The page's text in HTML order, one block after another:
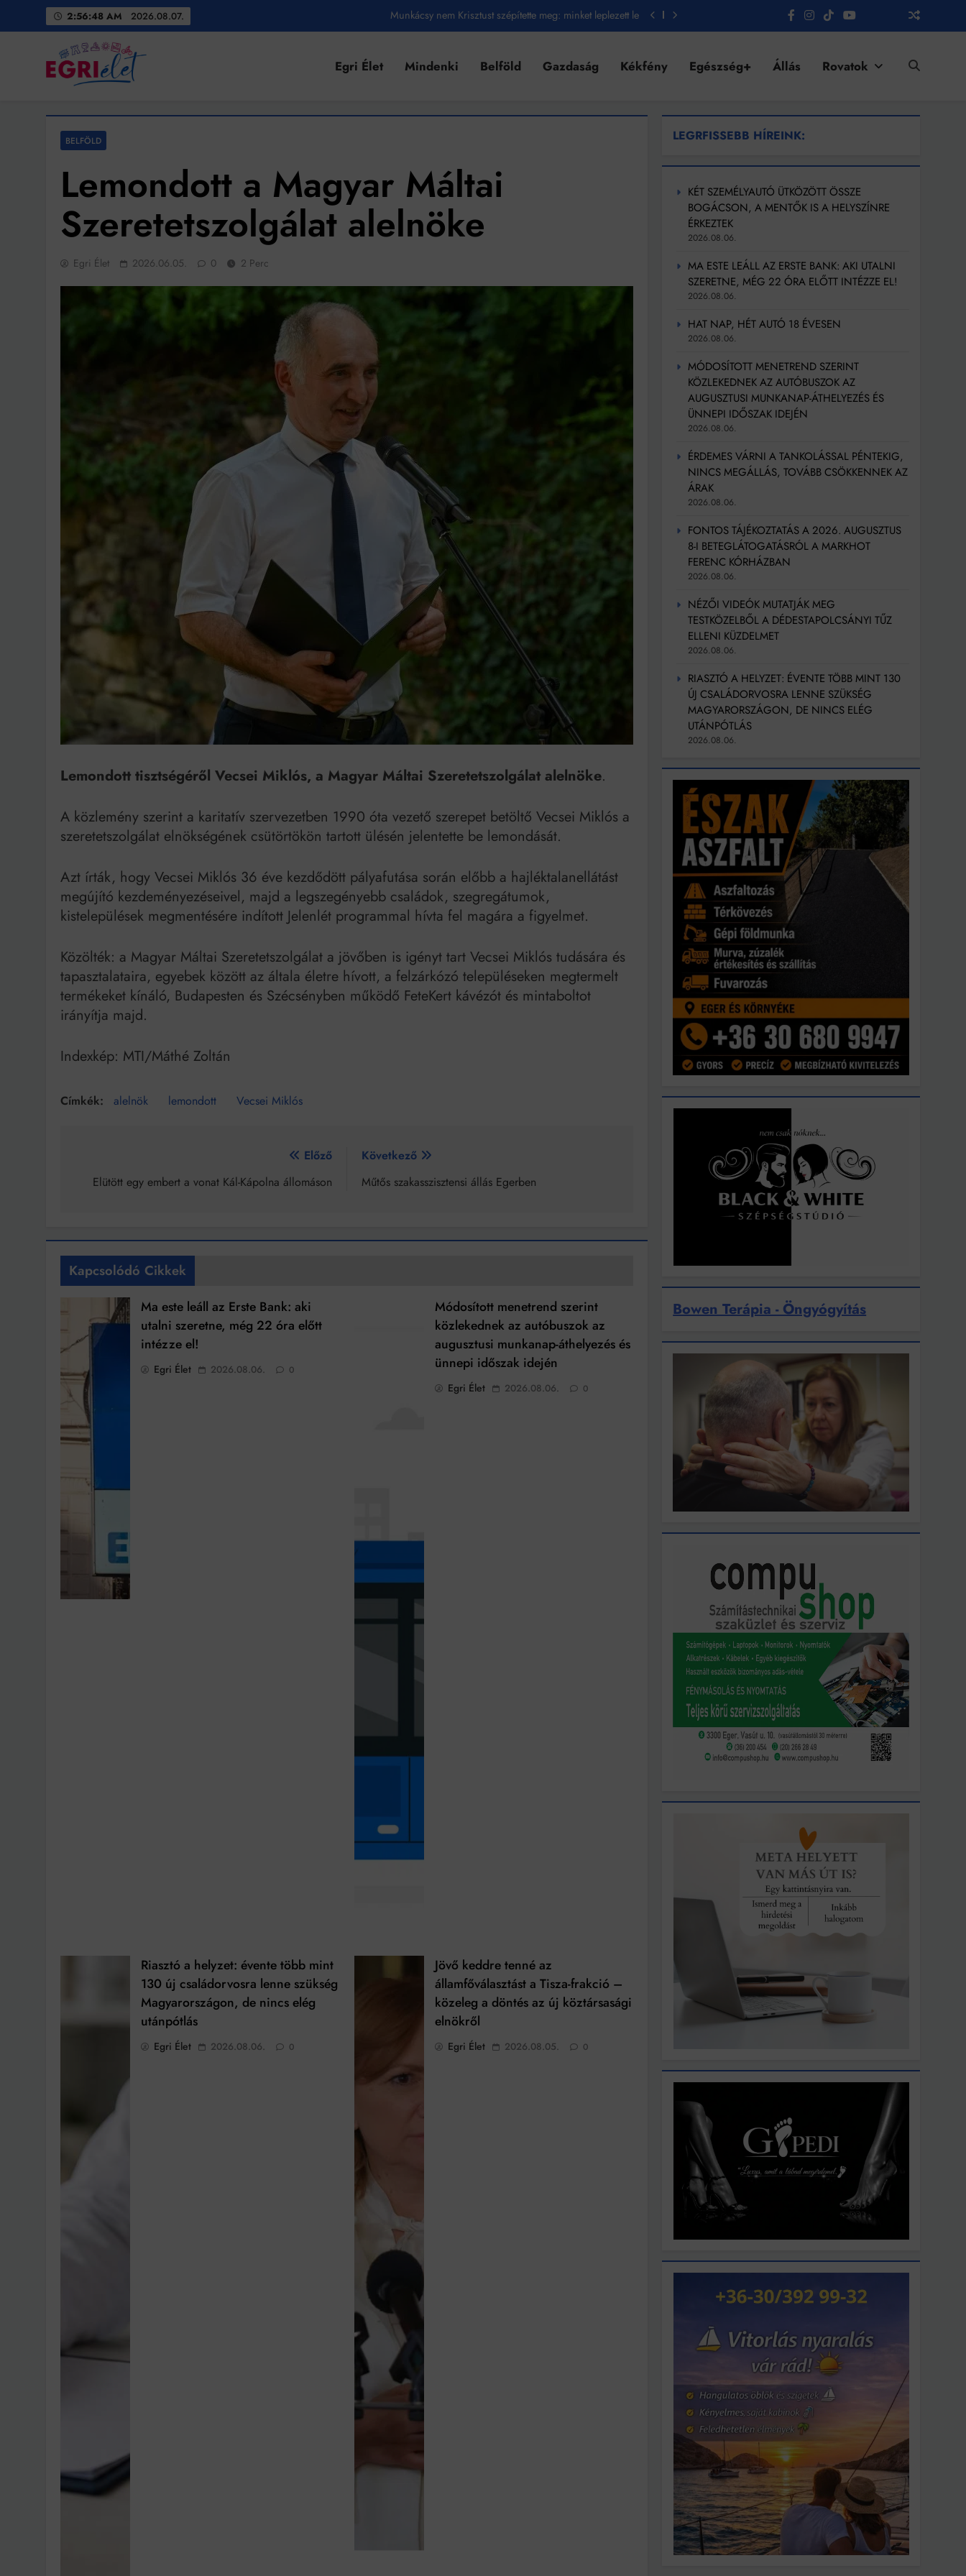
2:56:50 AM 2026.08.07.
Munkácsy nem Krisztust szépítette meg: minket leplezett le
Amikor a Tetris boldogabbá tesz, mint a szerelem
Az ördög még mindig Pradát visel. De te miért öltözöl hozzá?
Mindenki a világot akarja uralni – de nem csak a 80-as években
Bitumenes lapostetők: a bevált technológia akkor működik, ha jól van felújítva
Ingatlanpiaci szakértők szerint akár 5 százalékkal is nőhetnek a bérleti díjak a ponthatárhirdetés
Munkácsy nem Krisztust szépítette meg: minket leplezett le
Ahol köszönnek, ott még van város
Amikor a Tetris boldogabbá tesz, mint a szerelem
Karinthy Frigyes: a zseni, aki belenézett a saját koponyájába
Ki akarsz törni. De miből?
Az ördög még mindig Pradát visel. De te miért öltözöl hozzá?
Móricz Zsigmond: falusi író vagy boncmester?
Mindenki a világot akarja uralni – de nem csak a 80-as években
Bitumenes lapostetők: a bevált technológia akkor működik, ha jól van felújítva
Egri Élet
Egri Élet Mindenki Belföld Gazdaság Kékfény Egészség+ Állás Rovatok
BELFÖLD
Lemondott a Magyar Máltai
Szeretetszolgálat alelnöke
Egri Élet 2026.06.05. 0 2 Perc
Lemondott tisztségéről Vecsei Miklós, a Magyar Máltai Szeretetszolgálat alelnöke.
A közlemény szerint a karitatív szervezetben 1990 óta vezető szerepet betöltő Vecsei Miklós a
szeretetszolgálat elnökségének csütörtökön tartott ülésén jelentette be lemondását.
Azt írták, hogy Vecsei Miklós 36 éve kezdődött pályafutása során előbb a hajléktalanellátást
megújító kezdeményezéseivel, majd a legszegényebb családok, szegregátumok,
kistelepülések megmentésére indított Jelenlét programmal hívta fel magára a figyelmet.
Közölték: a Magyar Máltai Szeretetszolgálat a jövőben is igényt tart Vecsei Miklós tudására és
tapasztalataira, egyebek között az általa életre hívott, a felzárkózó településeken megtermelt
termékeket kínáló, Budapesten és Szécsényben működő FeteKert kávézót és mintaboltot
irányítja majd.
Indexkép: MTI/Máthé Zoltán
alelnök lemondott Vecsei Miklós
navigáció
Előző
Elütött egy embert a vonat Kál-Kápolna állomáson
Következő
Műtős szakasszisztensi állás Egerben
Kapcsolódó Cikkek
Ma este leáll az Erste Bank: aki
utalni szeretne, még 22 óra előtt
intézze el!
Egri Élet 2026.08.06. 0
Módosított menetrend szerint
közlekednek az autóbuszok az
augusztusi munkanap-áthelyezés és
ünnepi időszak idején
Egri Élet 2026.08.06. 0
Riasztó a helyzet: évente több mint
130 új családorvosra lenne szükség
Magyarországon, de nincs elég
utánpótlás
Egri Élet 2026.08.06. 0
Jövő keddre tenné az
államfőválasztást a Tisza-frakció –
közeleg a döntés az új köztársasági
elnökről
Egri Élet 2026.08.05. 0
LEGRFISSEBB HÍREINK:
KÉT SZEMÉLYAUTÓ ÜTKÖZÖTT ÖSSZE
BOGÁCSON, A MENTŐK IS A HELYSZÍNRE
ÉRKEZTEK
2026.08.06.
MA ESTE LEÁLL AZ ERSTE BANK: AKI UTALNI
SZERETNE, MÉG 22 ÓRA ELŐTT INTÉZZE EL!
2026.08.06.
HAT NAP, HÉT AUTÓ 18 ÉVESEN
2026.08.06.
MÓDOSÍTOTT MENETREND SZERINT
KÖZLEKEDNEK AZ AUTÓBUSZOK AZ
AUGUSZTUSI MUNKANAP-ÁTHELYEZÉS ÉS
ÜNNEPI IDŐSZAK IDEJÉN
2026.08.06.
ÉRDEMES VÁRNI A TANKOLÁSSAL PÉNTEKIG,
NINCS MEGÁLLÁS, TOVÁBB CSÖKKENNEK AZ
ÁRAK
2026.08.06.
FONTOS TÁJÉKOZTATÁS A 2026. AUGUSZTUS
8-I BETEGLÁTOGATÁSRÓL A MARKHOT
FERENC KÓRHÁZBAN
2026.08.06.
NÉZŐI VIDEÓK MUTATJÁK MEG
TESTKÖZELBŐL A DÉDESTAPOLCSÁNYI TŰZ
ELLENI KÜZDELMET
2026.08.06.
RIASZTÓ A HELYZET: ÉVENTE TÖBB MINT 130
ÚJ CSALÁDORVOSRA LENNE SZÜKSÉG
MAGYARORSZÁGON, DE NINCS ELÉG
UTÁNPÓTLÁS
2026.08.06.
Bowen Terápia - Öngyógyítás